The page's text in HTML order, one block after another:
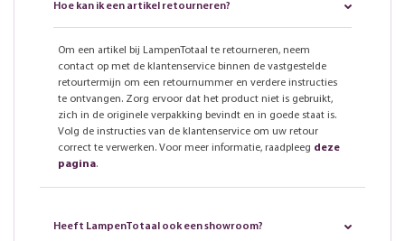
Hoe kan ik een artikel retourneren?
Om een artikel bij LampenTotaal te retourneren, neem
contact op met de klantenservice binnen de vastgestelde
retourtermijn om een retournummer en verdere instructies
te ontvangen. Zorg ervoor dat het product niet is gebruikt,
zich in de originele verpakking bevindt en in goede staat is.
Volg de instructies van de klantenservice om uw retour
correct te verwerken. Voor meer informatie, raadpleeg deze
pagina.
Heeft LampenTotaal ook een showroom?